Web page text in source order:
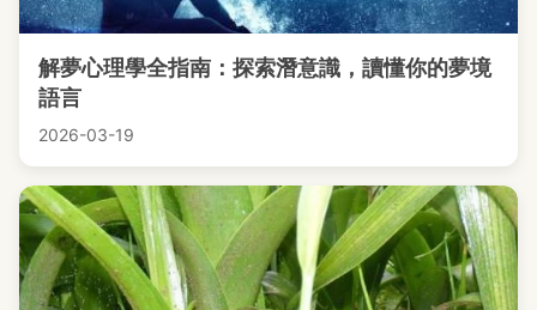
解夢心理學全指南：探索潛意識，讀懂你的夢境
語言
2026-03-19